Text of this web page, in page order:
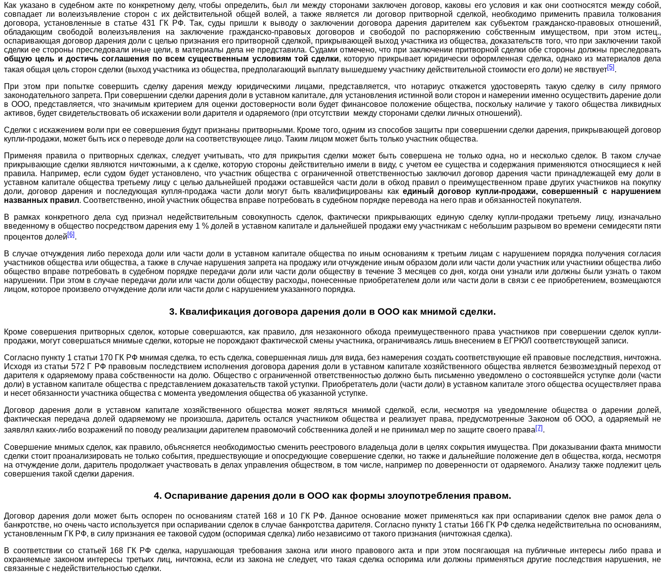
Как указано в судебном акте по конкретному делу, чтобы определить, был ли между сторонами заключен договор, каковы его условия и как они соотносятся между собой,
совпадает ли волеизъявление сторон с их действительной общей волей, а также является ли договор притворной сделкой, необходимо применить правила толкования
договора, установленные в статье 431 ГК РФ. Так, суды пришли к выводу о заключении договора дарения дарителем как субъектом гражданско-правовых отношений,
обладающим свободой волеизъявления на заключение гражданско-правовых договоров и свободой по распоряжению собственным имуществом, при этом истец.,
оспаривающая договор дарения доли с целью признания его притворной сделкой, прикрывающей выход участника из общества, доказательств того, что при заключении такой
сделки ее стороны преследовали иные цели, в материалы дела не представила. Судами отмечено, что при заключении притворной сделки обе стороны должны преследовать
общую цель и достичь соглашения по всем существенным условиям той сделки, которую прикрывает юридически оформленная сделка, однако из материалов дела
такая общая цель сторон сделки (выход участника из общества, предполагающий выплату вышедшему участнику действительной стоимости его доли) не явствует[5] .
При этом при попытке совершить сделку дарения между юридическими лицами, представляется, что нотариус откажется удостоверять такую сделку в силу прямого
законодательного запрета. При совершении сделки дарения доли в уставном капитале, для установления истинной воли сторон и намерении именно осуществить дарение доли
в ООО, представляется, что значимым критерием для оценки достоверности воли будет финансовое положение общества, поскольку наличие у такого общества ликвидных
активов, будет свидетельствовать об искажении воли дарителя и одаряемого (при отсутствии между сторонами сделки личных отношений).
Сделки с искажением воли при ее совершения будут признаны притворными. Кроме того, одним из способов защиты при совершении сделки дарения, прикрывающей договор
купли-продажи, может быть иск о переводе доли на соответствующее лицо. Таким лицом может быть только участник общества.
Применяя правила о притворных сделках, следует учитывать, что для прикрытия сделки может быть совершена не только одна, но и несколько сделок. В таком случае
прикрывающие сделки являются ничтожными, а к сделке, которую стороны действительно имели в виду, с учетом ее существа и содержания применяются относящиеся к ней
правила. Например, если судом будет установлено, что участник общества с ограниченной ответственностью заключил договор дарения части принадлежащей ему доли в
уставном капитале общества третьему лицу с целью дальнейшей продажи оставшейся части доли в обход правил о преимущественном праве других участников на покупку
доли, договор дарения и последующая купля-продажа части доли могут быть квалифицированы как единый договор купли-продажи, совершенный с нарушением
названных правил. Соответственно, иной участник общества вправе потребовать в судебном порядке перевода на него прав и обязанностей покупателя.
В рамках конкретного дела суд признал недействительным совокупность сделок, фактически прикрывающих единую сделку купли-продажи третьему лицу, изначально
введенному в общество посредством дарения ему 1 % долей в уставном капитале и дальнейшей продажи ему участникам с небольшим разрывом во времени семидесяти пяти
процентов долей [6] .
В случае отчуждения либо перехода доли или части доли в уставном капитале общества по иным основаниям к третьим лицам с нарушением порядка получения согласия
участников общества или общества, а также в случае нарушения запрета на продажу или отчуждение иным образом доли или части доли участник или участники общества либо
общество вправе потребовать в судебном порядке передачи доли или части доли обществу в течение 3 месяцев со дня, когда они узнали или должны были узнать о таком
нарушении. При этом в случае передачи доли или части доли обществу расходы, понесенные приобретателем доли или части доли в связи с ее приобретением, возмещаются
лицом, которое произвело отчуждение доли или части доли с нарушением указанного порядка.
3. Квалификация договора дарения доли в ООО как мнимой сделки.
Кроме совершения притворных сделок, которые совершаются, как правило, для незаконного обхода преимущественного права участников при совершении сделок купли-
продажи, могут совершаться мнимые сделки, которые не порождают фактической смены участника, ограничиваясь лишь внесением в ЕГРЮЛ соответствующей записи.
Согласно пункту 1 статьи 170 ГК РФ мнимая сделка, то есть сделка, совершенная лишь для вида, без намерения создать соответствующие ей правовые последствия, ничтожна.
Исходя из статьи 572 Г РФ правовым последствием исполнения договора дарения доли в уставном капитале хозяйственного общества является безвозмездный переход от
дарителя к одаряемому права собственности на долю. Общество с ограниченной ответственностью должно быть письменно уведомлено о состоявшейся уступке доли (части
доли) в уставном капитале общества с представлением доказательств такой уступки. Приобретатель доли (части доли) в уставном капитале этого общества осуществляет права
и несет обязанности участника общества с момента уведомления общества об указанной уступке.
Договор дарения доли в уставном капитале хозяйственного общества может являться мнимой сделкой, если, несмотря на уведомление общества о дарении долей,
фактическая передача долей одаряемому не произошла, даритель остался участником общества и реализует права, предусмотренные Законом об ООО, а одаряемый не
заявлял каких-либо возражений по поводу реализации дарителем правомочий собственника долей и не принимал мер по защите своего права[7].
Совершение мнимых сделок, как правило, объясняется необходимостью сменить реестрового владельца доли в целях сокрытия имущества. При доказывании факта мнимости
сделки стоит проанализировать не только события, предшествующие и опосредующие совершение сделки, но также и дальнейшие положение дел в общества, когда, несмотря
на отчуждение доли, даритель продолжает участвовать в делах управления обществом, в том числе, например по доверенности от одаряемого. Анализу также подлежит цель
совершения такой сделки дарения.
4. Оспаривание дарения доли в ООО как формы злоупотребления правом.
Договор дарения доли может быть оспорен по основаниям статей 168 и 10 ГК РФ. Данное основание может применяться как при оспаривании сделок вне рамок дела о
банкротстве, но очень часто используется при оспаривании сделок в случае банкротства дарителя. Согласно пункту 1 статьи 166 ГК РФ сделка недействительна по основаниям,
установленным ГК РФ, в силу признания ее таковой судом (оспоримая сделка) либо независимо от такого признания (ничтожная сделка).
В соответствии со статьей 168 ГК РФ сделка, нарушающая требования закона или иного правового акта и при этом посягающая на публичные интересы либо права и
охраняемые законом интересы третьих лиц, ничтожна, если из закона не следует, что такая сделка оспорима или должны применяться другие последствия нарушения, не
связанные с недействительностью сделки.